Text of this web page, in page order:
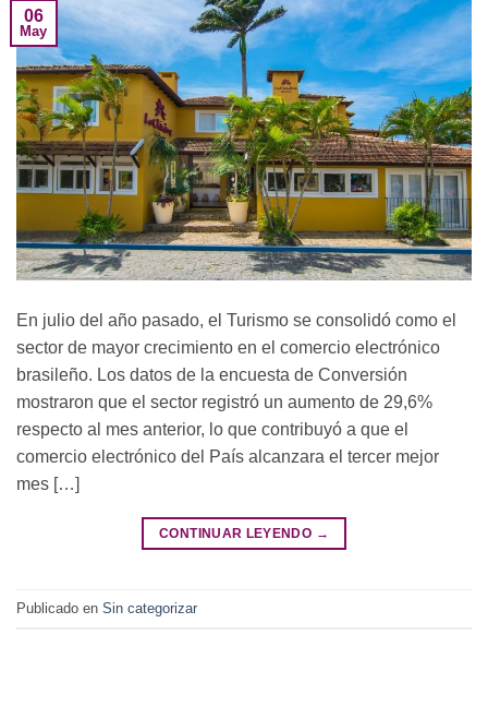
06
May
En julio del año pasado, el Turismo se consolidó como el
sector de mayor crecimiento en el comercio electrónico
brasileño. Los datos de la encuesta de Conversión
mostraron que el sector registró un aumento de 29,6%
respecto al mes anterior, lo que contribuyó a que el
comercio electrónico del País alcanzara el tercer mejor
mes […]
CONTINUAR LEYENDO →
Publicado en Sin categorizar